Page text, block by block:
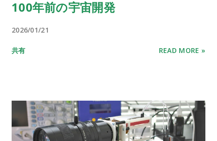
100年前の宇宙開発
2026/01/21
共有 READ MORE »